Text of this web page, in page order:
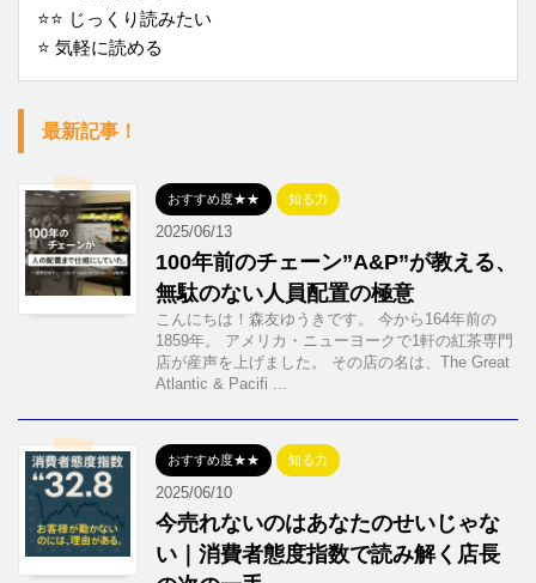
⭐️⭐️ じっくり読みたい
⭐️ 気軽に読める
最新記事！
おすすめ度★★ 知る力
2025/06/13
100年前のチェーン”A&P”が教える、
無駄のない人員配置の極意
こんにちは！森友ゆうきです。 今から164年前の
1859年。 アメリカ・ニューヨークで1軒の紅茶専門
店が産声を上げました。 その店の名は、The Great
Atlantic & Pacifi ...
おすすめ度★★ 知る力
2025/06/10
今売れないのはあなたのせいじゃな
い｜消費者態度指数で読み解く店長